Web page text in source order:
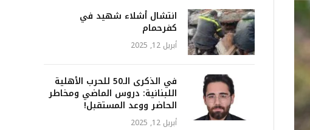
انتشال أشلاء شهيد في
كفرحمام
أبريل 12, 2025
في الذكرى الـ50 للحرب الأهلية
اللبنانية: دروس الماضي ومخاطر
الحاضر ووعد المستقبل!
أبريل 12, 2025